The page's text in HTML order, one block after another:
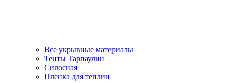
Все укрывные материалы
Тенты Тарпаулин
Силосная
Пленка для теплиц